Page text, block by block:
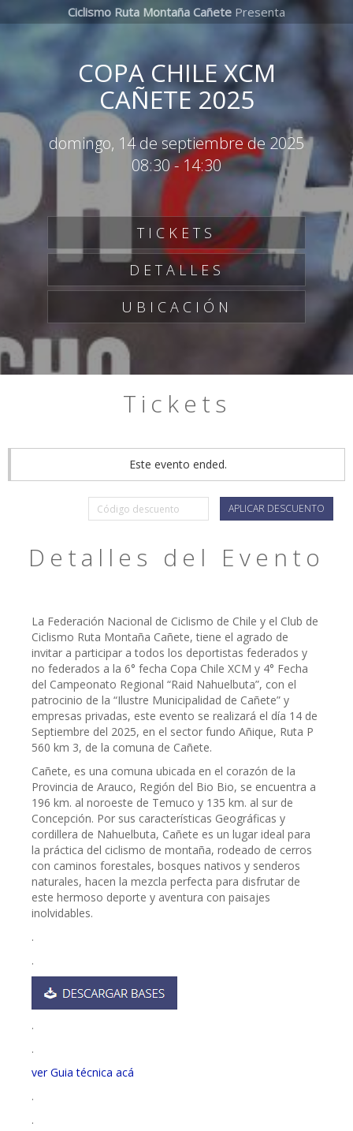
Ciclismo Ruta Montaña Cañete Presenta
COPA CHILE XCM
CAÑETE 2025
domingo, 14 de septiembre de 2025
08:30-14:30
TICKETS
DETALLES
UBICACIÓN
Tickets
Este evento ended.
APLICAR DESCUENTO
Detalles del Evento
La Federación Nacional de Ciclismo de Chile y el Club de
Ciclismo Ruta Montaña Cañete, tiene el agrado de
invitar a participar a todos los deportistas federados y
no federados a la 6° fecha Copa Chile XCM y 4° Fecha
del Campeonato Regional “Raid Nahuelbuta”, con el
patrocinio de la “Ilustre Municipalidad de Cañete” y
empresas privadas, este evento se realizará el día 14 de
Septiembre del 2025, en el sector fundo Añique, Ruta P
560 km 3, de la comuna de Cañete.
Cañete, es una comuna ubicada en el corazón de la
Provincia de Arauco, Región del Bio Bio, se encuentra a
196 km. al noroeste de Temuco y 135 km. al sur de
Concepción. Por sus características Geográficas y
cordillera de Nahuelbuta, Cañete es un lugar ideal para
la práctica del ciclismo de montaña, rodeado de cerros
con caminos forestales, bosques nativos y senderos
naturales, hacen la mezcla perfecta para disfrutar de
este hermoso deporte y aventura con paisajes
inolvidables.
.
.
.
.
ver Guia técnica acá
.
.